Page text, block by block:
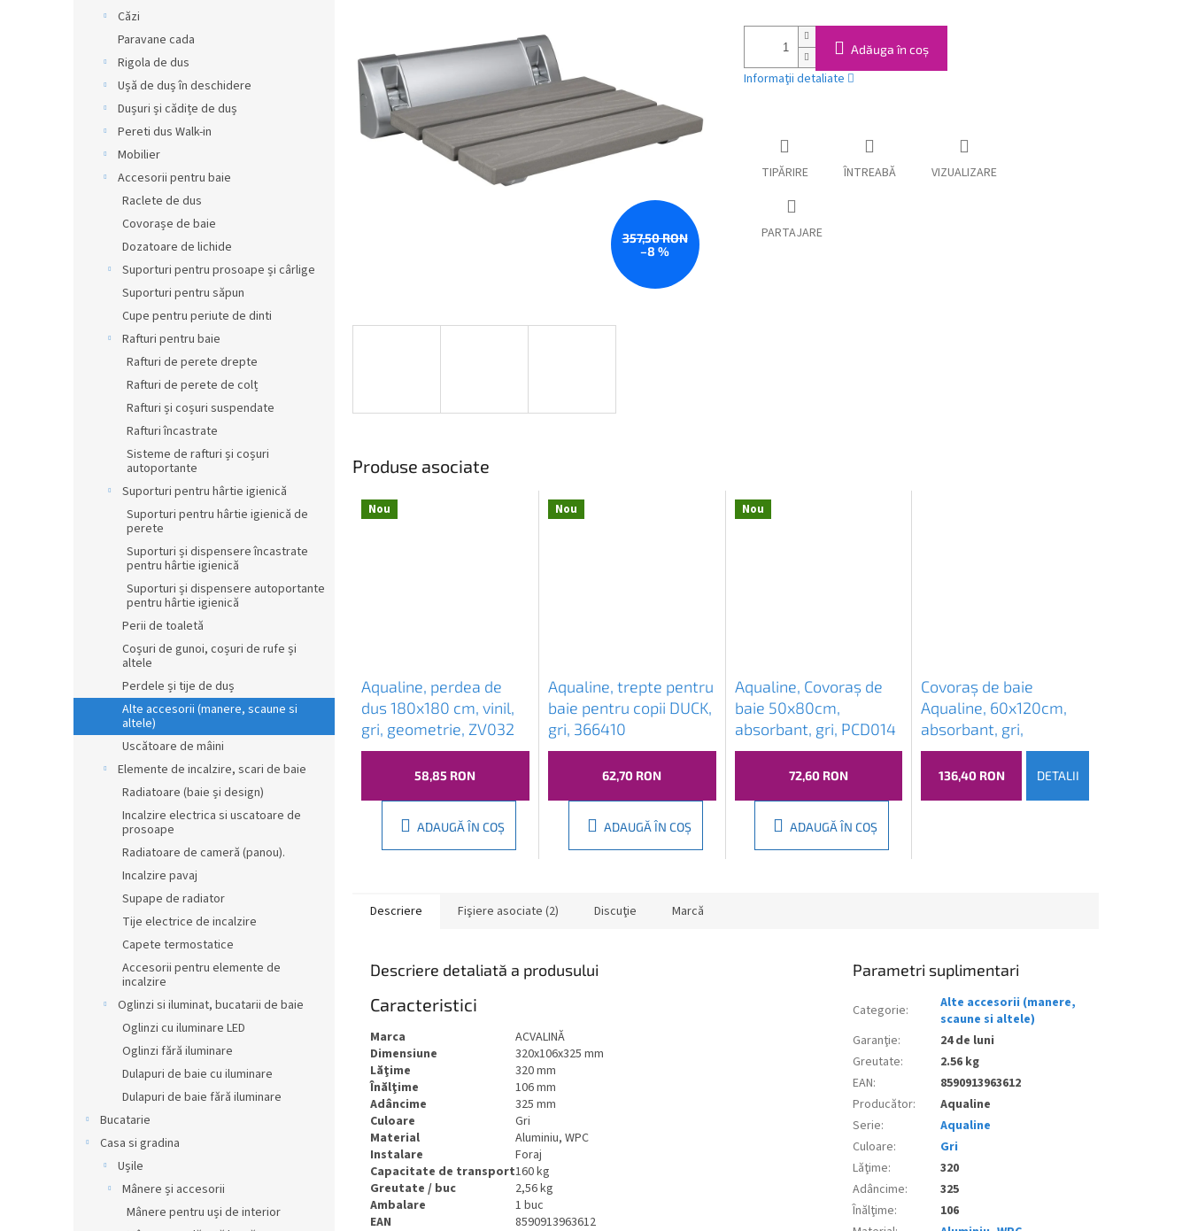
Căzi
Paravane cada
Rigola de dus
Ușă de duș în deschidere
Dușuri și cădițe de duș
Pereti dus Walk-in
Mobilier
Accesorii pentru baie
Raclete de dus
Covorașe de baie
Dozatoare de lichide
Suporturi pentru prosoape și cârlige
Suporturi pentru săpun
Cupe pentru periute de dinti
Rafturi pentru baie
Rafturi de perete drepte
Rafturi de perete de colț
Rafturi și coșuri suspendate
Rafturi încastrate
Sisteme de rafturi și coșuri
autoportante
Suporturi pentru hârtie igienică
Suporturi pentru hârtie igienică de
perete
Suporturi și dispensere încastrate
pentru hârtie igienică
Suporturi și dispensere autoportante
pentru hârtie igienică
Perii de toaletă
Coșuri de gunoi, coșuri de rufe și
altele
Perdele și tije de duș
Alte accesorii (manere, scaune si
altele)
Uscătoare de mâini
Elemente de incalzire, scari de baie
Radiatoare (baie și design)
Incalzire electrica si uscatoare de
prosoape
Radiatoare de cameră (panou).
Incalzire pavaj
Supape de radiator
Tije electrice de incalzire
Capete termostatice
Accesorii pentru elemente de
incalzire
Oglinzi si iluminat, bucatarii de baie
Oglinzi cu iluminare LED
Oglinzi fără iluminare
Dulapuri de baie cu iluminare
Dulapuri de baie fără iluminare
Bucatarie
Casa si gradina
Ușile
Mânere și accesorii
Mânere pentru uși de interior
357,50 RON
–8 %
Adăuga în coş
Informaţii detaliate
TIPĂRIRE ÎNTREABĂ VIZUALIZARE
PARTAJARE
Produse asociate
Nou
Aqualine, perdea de
dus 180x180 cm, vinil,
gri, geometrie, ZV032
58,85 RON
ADAUGĂ ÎN COŞ
Nou
Aqualine, trepte pentru
baie pentru copii DUCK,
gri, 366410
62,70 RON
ADAUGĂ ÎN COŞ
Nou
Aqualine, Covoraș de
baie 50x80cm,
absorbant, gri, PCD014
72,60 RON
ADAUGĂ ÎN COŞ
Covoraș de baie
Aqualine, 60x120cm,
absorbant, gri,
PCD014V
136,40 RON DETALII
Descriere Fişiere asociate (2) Discuţie Marcă
Descriere detaliată a produsului
Caracteristici
Marca
ACVALINĂ
Dimensiune
320x106x325 mm
Lăţime
320 mm
Înălţime
106 mm
Adâncime
325 mm
Culoare
Gri
Material
Aluminiu, WPC
Instalare
Foraj
Capacitate de transport160 kg
Greutate / buc
2,56 kg
Ambalare
1 buc
EAN
8590913963612
Parametri suplimentari
Categorie:
Alte accesorii (manere,
scaune si altele)
Garanţie:
24 de luni
Greutate:
2.56 kg
EAN:
8590913963612
Producător:
Aqualine
Serie:
Aqualine
Culoare:
Gri
Lăţime:
320
Adâncime:
325
Înălţime:
106